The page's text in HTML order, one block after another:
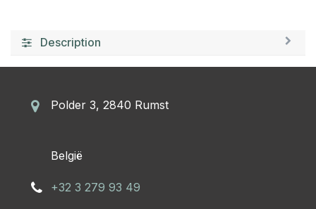
Description
Polder 3, 2840 Rumst
​België
+32 3 279 93 49